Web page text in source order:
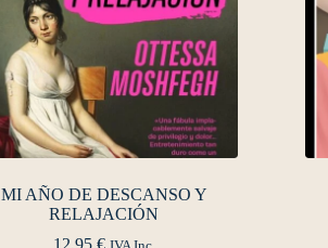
MI AÑO DE DESCANSO Y
RELAJACIÓN
12,95 €